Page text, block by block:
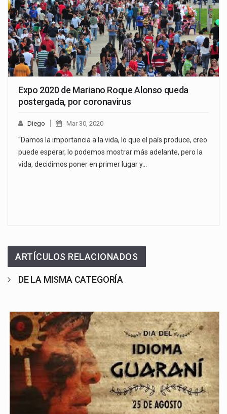
Expo 2020 de Mariano Roque Alonso queda
postergada, por coronavirus
Diego Mar 30, 2020
"Damos la importancia a la vida, lo que el país produce, creo
puede esperar, lo podemos mostrar más adelante, pero la
vida, decidimos poner en primer lugar y…
ARTÍCULOS RELACIONADOS
DE LA MISMA CATEGORÍA